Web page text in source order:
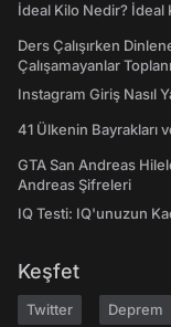
İdeal Kilo Nedir? İdeal
Ders Çalışırken
Çalışamayanlar
Instagram Giriş Nasıl
41 Ülkenin Bayrakları
GTA San Andreas
Andreas Şifreleri
IQ Testi: IQ'unuzun
Keşfet
Twitter Deprem